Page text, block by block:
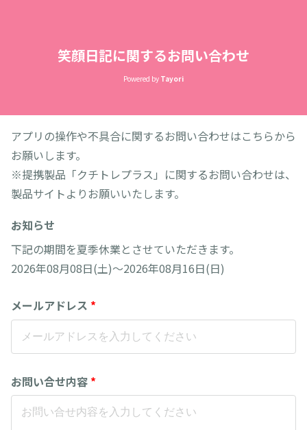
笑顔日記に関するお問い合わせ
Powered by Tayori
アプリの操作や不具合に関するお問い合わせはこちらから
お願いします。
※提携製品「クチトレプラス」に関するお問い合わせは、
製品サイトよりお願いいたします。
お知らせ
下記の期間を夏季休業とさせていただきます。
2026年08月08日(土)〜2026年08月16日(日)
メールアドレス *
お問い合せ内容 *